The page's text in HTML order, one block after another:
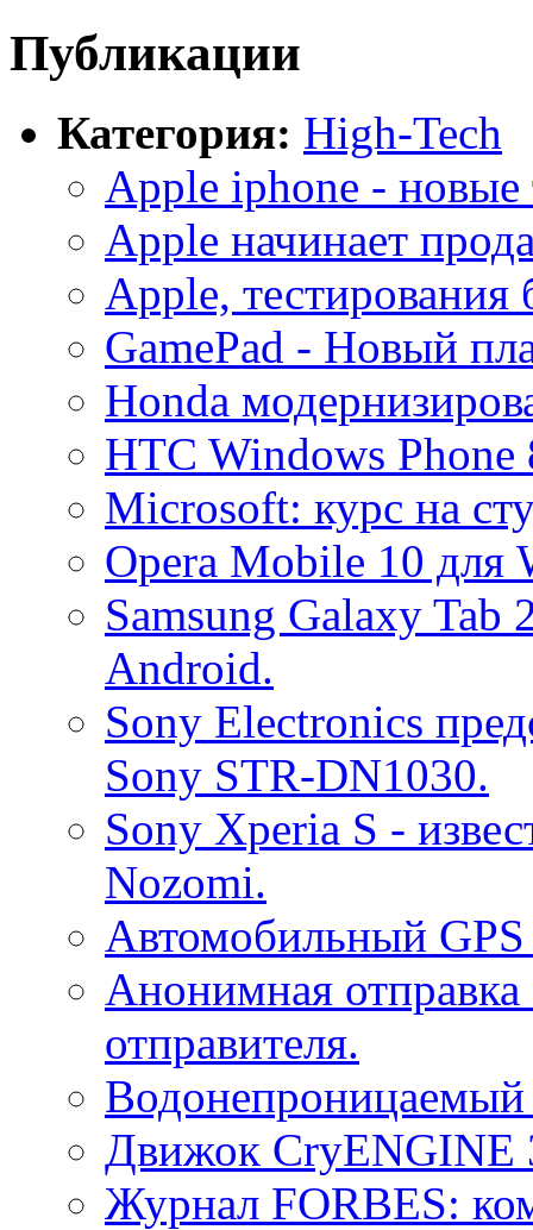
Публикации
Категория: High-Tech
Apple iphone - новые
Apple начинает
Apple,
GamePad - Новый
Honda
HTC Windows
Microsoft: курс на
Opera Mobile 10 для
Samsung Galaxy
Android.
Sony Electronics
Sony STR-DN1030.
Sony Xperia S -
Nozomi.
Автомобильный GPS
Анонимная
отправителя.
Движок CryENGINE
Журнал FORBES: